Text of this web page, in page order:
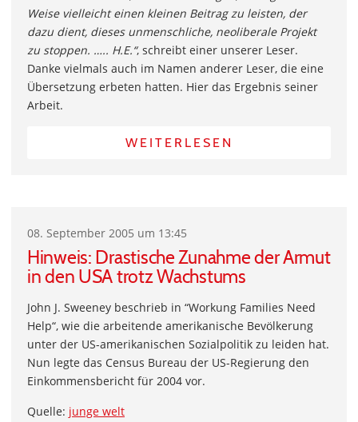
Weise vielleicht einen kleinen Beitrag zu leisten, der
dazu dient, dieses unmenschliche, neoliberale Projekt
zu stoppen. ….. H.E.“, schreibt einer unserer Leser.
Danke vielmals auch im Namen anderer Leser, die eine
Übersetzung erbeten hatten. Hier das Ergebnis seiner
Arbeit.
WEITERLESEN
08. September 2005 um 13:45
Hinweis: Drastische Zunahme der Armut
in den USA trotz Wachstums
John J. Sweeney beschrieb in “Workung Families Need
Help“, wie die arbeitende amerikanische Bevölkerung
unter der US-amerikanischen Sozialpolitik zu leiden hat.
Nun legte das Census Bureau der US-Regierung den
Einkommensbericht für 2004 vor.
Quelle: junge welt